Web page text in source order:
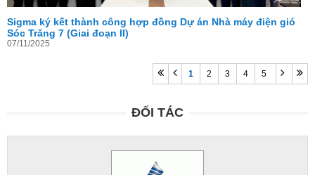
Sigma ký kết thành công hợp đồng Dự án Nhà máy điện gió
Sóc Trăng 7 (Giai đoạn II)
07/11/2025
1 2 3 4 5
ĐỐI TÁC